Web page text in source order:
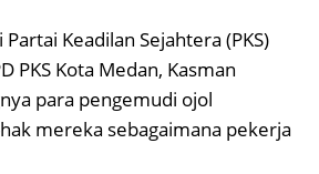
Keadilan Sejahtera (PKS)
PKS Kota Medan, Kasman
para pengemudi ojol
mereka sebagaimana pekerja